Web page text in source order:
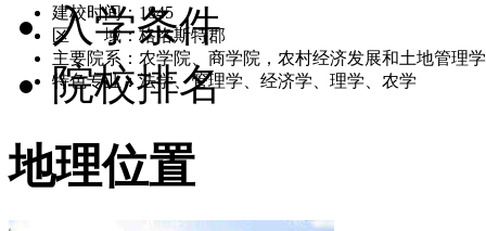
建校时间：1845
区 域：格洛斯特郡
主要院系：农学院、商学院，农村经济发展和土地管理
特色专业：法学、管理学、经济学、理学、农学
入学条件
院校排名
地理位置